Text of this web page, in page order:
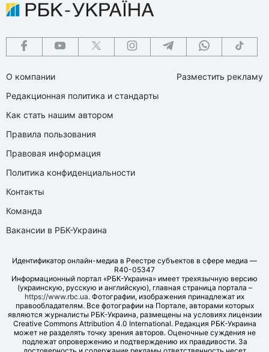
О компании
Редакционная политика и стандарты
Как стать нашим автором
Правила пользования
Правовая информация
Политика конфиденциальности
Контакты
Команда
Вакансии в РБК-Украина
Разместить рекламу
Идентификатор онлайн-медиа в Реестре субъектов в сфере медиа —
R40-05347
Информационный портал «РБК-Украина» имеет трехязычную версию
(украинскую, русскую и английскую), главная страница портала –
https://www.rbc.ua. Фотографии, изображения принадлежат их
правообладателям. Все фотографии на Портале, авторами которых
являются журналисты РБК-Украина, размещены на условиях лицензии
Creative Commons Attribution 4.0 International. Редакция РБК-Украина
может не разделять точку зрения авторов. Оценочные суждения не
подлежат опровержению и подтверждению их правдивости. За